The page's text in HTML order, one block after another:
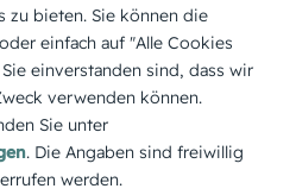
jedem Platz ein kleines Fest – mit
zu bieten. Sie können die
einfach auf "Alle Cookies
einverstanden sind, dass wir
verwenden können.
Sie unter
. Die Angaben sind freiwillig
werden.